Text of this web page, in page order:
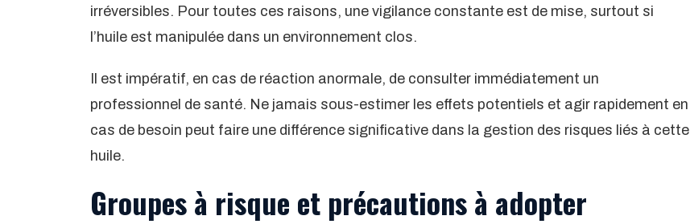
irréversibles. Pour toutes ces raisons, une vigilance constante est de mise, surtout si
l’huile est manipulée dans un environnement clos.
Il est impératif, en cas de réaction anormale, de consulter immédiatement un
professionnel de santé. Ne jamais sous-estimer les effets potentiels et agir rapidement en
cas de besoin peut faire une différence significative dans la gestion des risques liés à cette
huile.
Groupes à risque et précautions à adopter